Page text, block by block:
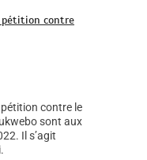
pétition contre
contre le
sont aux
Il s’agit